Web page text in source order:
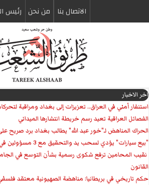
الاتصال بنا من نحن رئیس
اخر الاخبار
استنفار أمني في العراق.. تعزيزات إلى بغداد ومراقبة
الفصائل العراقية تعيد رسم خريطة انتشارها الميداني
الحراك المناهض لـ"خور عبد الله" يطالب بغداد برد صريح
"بيع سيارات" يؤدي لسحب يد والتحقيق مع 3 مسؤولين في صحة الديوانية
نقيب المحامين ترفع شكوى رسمية بشأن التوسع في
القانون
حكم تاريخي في بريطانيا: مناهضة الصهيونية معتقد